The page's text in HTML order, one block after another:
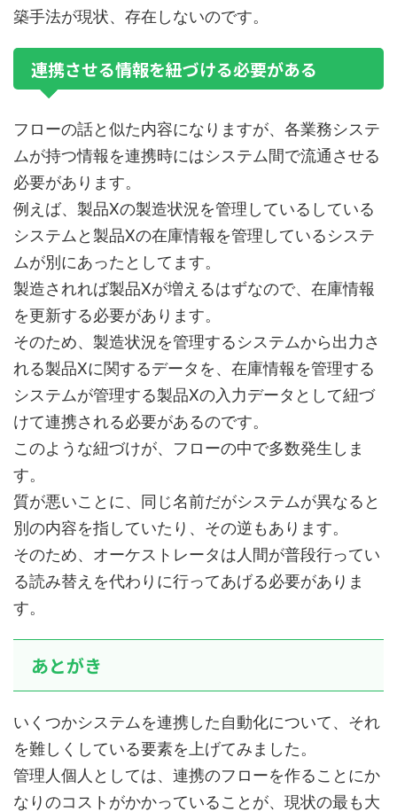
築手法が現状、存在しないのです。
連携させる情報を紐づける必要がある
フローの話と似た内容になりますが、各業務システ
ムが持つ情報を連携時にはシステム間で流通させる
必要があります。
例えば、製品Xの製造状況を管理しているしている
システムと製品Xの在庫情報を管理しているシステ
ムが別にあったとしてます。
製造されれば製品Xが増えるはずなので、在庫情報
を更新する必要があります。
そのため、製造状況を管理するシステムから出力さ
れる製品Xに関するデータを、在庫情報を管理する
システムが管理する製品Xの入力データとして紐づ
けて連携される必要があるのです。
このような紐づけが、フローの中で多数発生しま
す。
質が悪いことに、同じ名前だがシステムが異なると
別の内容を指していたり、その逆もあります。
そのため、オーケストレータは人間が普段行ってい
る読み替えを代わりに行ってあげる必要がありま
す。
あとがき
いくつかシステムを連携した自動化について、それ
を難しくしている要素を上げてみました。
管理人個人としては、連携のフローを作ることにか
なりのコストがかかっていることが、現状の最も大